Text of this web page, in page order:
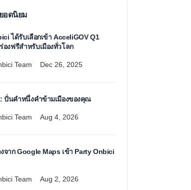
อดนิยม
ได้รับเลือกเข้า AcceliGOV Q1
องฟรีสำหรับเมืองทั่วโลก
Team Dec 26, 2025
ปั่นคำหนึ่งคำข้ามเมืองของคุณ
Team Aug 4, 2026
จาก Google Maps เข้า Party Onbici
Team Aug 2, 2026